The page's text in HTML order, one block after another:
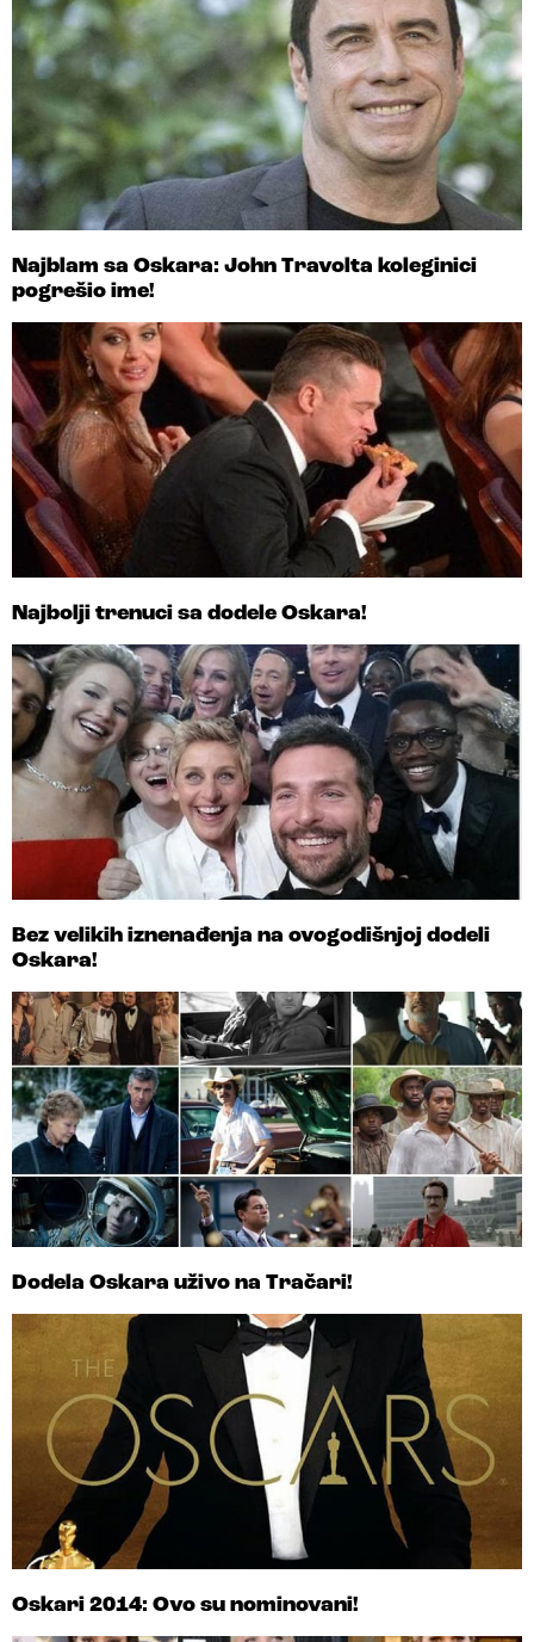
Najblam sa Oskara: John Travolta koleginici
pogrešio ime!
Najbolji trenuci sa dodele Oskara!
Bez velikih iznenađenja na ovogodišnjoj dodeli
Oskara!
Dodela Oskara uživo na Tračari!
Oskari 2014: Ovo su nominovani!